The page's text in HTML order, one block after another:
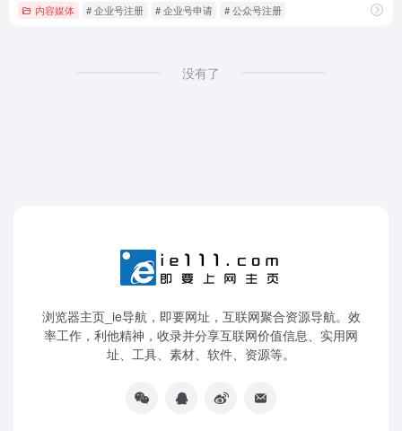
内容媒体 # 企业号注册 # 企业号申请 # 公众号注册
没有了
浏览器主页_ie导航，即要网址，互联网聚合资源导航。效
率工作，利他精神，收录并分享互联网价值信息、实用网
址、工具、素材、软件、资源等。